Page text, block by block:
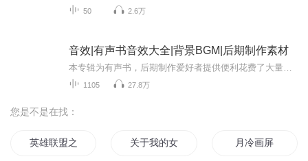
50 2.6万
音效|有声书音效大全|背景BGM|后期制作素材
1105 27.8万
您是不是在找：
英雄联盟之背景 关于我的女友背景很强大这件事情
月冷画屏